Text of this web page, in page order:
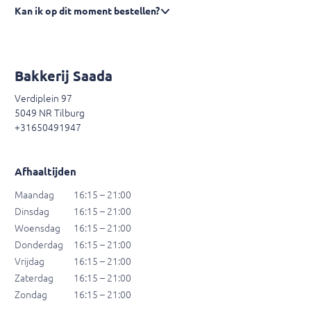
Kan ik op dit moment bestellen?
Bakkerij Saada
Verdiplein 97
5049 NR Tilburg
+31650491947
Afhaaltijden
Maandag
16:15 – 21:00
Dinsdag
16:15 – 21:00
Woensdag
16:15 – 21:00
Donderdag
16:15 – 21:00
Vrijdag
16:15 – 21:00
Zaterdag
16:15 – 21:00
Zondag
16:15 – 21:00